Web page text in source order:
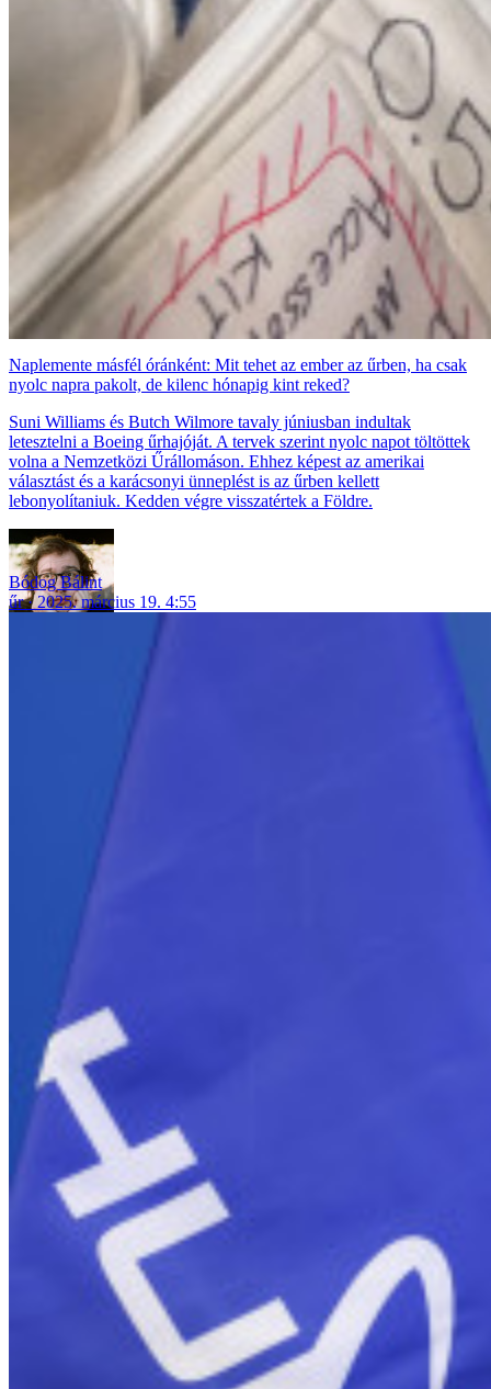
Naplemente másfél óránként: Mit tehet az ember az űrben, ha csak
nyolc napra pakolt, de kilenc hónapig kint reked?
Suni Williams és Butch Wilmore tavaly júniusban indultak
letesztelni a Boeing űrhajóját. A tervek szerint nyolc napot töltöttek
volna a Nemzetközi Űrállomáson. Ehhez képest az amerikai
választást és a karácsonyi ünneplést is az űrben kellett
lebonyolítaniuk. Kedden végre visszatértek a Földre.
Bódog Bálint
űr
2025. március 19. 4:55